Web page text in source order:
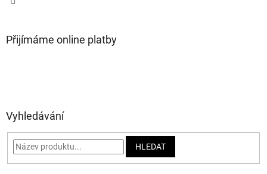
Přijímáme online platby
Vyhledávání
HLEDAT